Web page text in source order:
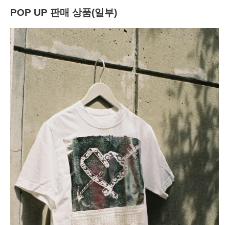
POP UP 판매 상품(일부)